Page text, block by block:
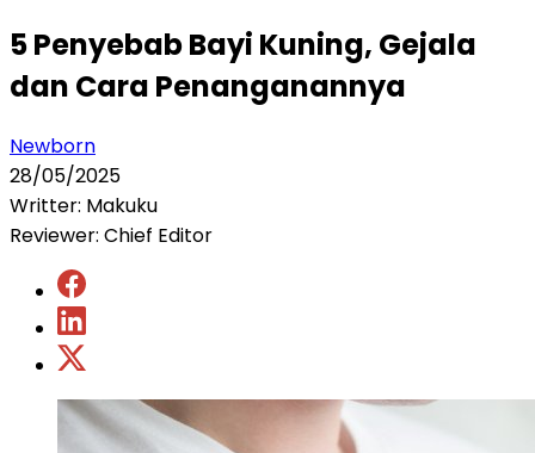
5 Penyebab Bayi Kuning, Gejala
dan Cara Penanganannya
Newborn
28/05/2025
Writter: Makuku
Reviewer: Chief Editor